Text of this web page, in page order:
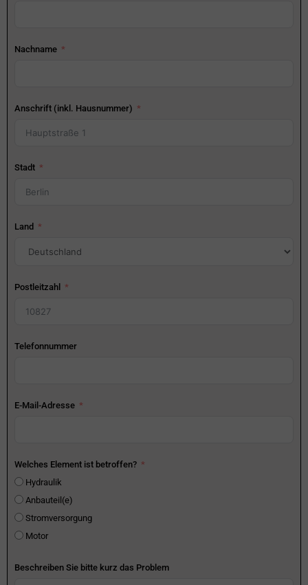
Nachname
Anschrift (inkl. Hausnummer)
Stadt
Land
Postleitzahl
Telefonnummer
E-Mail-Adresse
Welches Element ist betroffen?
Hydraulik
Anbauteil(e)
Stromversorgung
Motor
Beschreiben Sie bitte kurz das Problem